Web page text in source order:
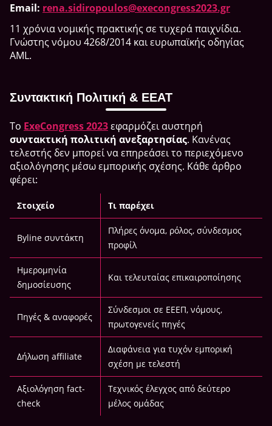
Email: rena.sidiropoulos@execongress2023.gr
11 χρόνια νομικής πρακτικής σε τυχερά παιχνίδια.
Γνώστης νόμου 4268/2014 και ευρωπαϊκής οδηγίας
AML.
Συντακτική Πολιτική & EEAT
Το ExeCongress 2023εφαρμόζει αυστηρή
συντακτική πολιτική ανεξαρτησίας. Κανένας
τελεστής δεν μπορεί να επηρεάσει το περιεχόμενο
αξιολόγησης μέσω εμπορικής σχέσης. Κάθε άρθρο
φέρει:
Στοιχείο Τι παρέχει
Byline συντάκτη
Πλήρες όνομα, ρόλος, σύνδεσμος
προφίλ
Ημερομηνία
δημοσίευσης
Και τελευταίας επικαιροποίησης
Πηγές & αναφορές
Σύνδεσμοι σε ΕΕΕΠ, νόμους,
πρωτογενείς πηγές
Δήλωση affiliate
Διαφάνεια για τυχόν εμπορική
σχέση με τελεστή
Αξιολόγηση fact-
check
Τεχνικός έλεγχος από δεύτερο
μέλος ομάδας